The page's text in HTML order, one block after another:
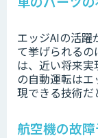
エッジAIの活躍
て挙げられる
は、近い将来
の自動運転は
現できる技術だ
航空機の故